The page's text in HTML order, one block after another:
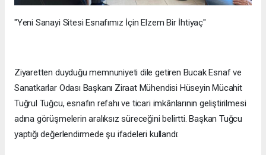
"Yeni Sanayi Sitesi Esnafımız İçin Elzem Bir İhtiyaç"
Ziyaretten duyduğu memnuniyeti dile getiren Bucak Esnaf ve
Sanatkarlar Odası Başkanı Ziraat Mühendisi Hüseyin Mücahit
Tuğrul Tuğcu, esnafın refahı ve ticari imkânlarının geliştirilmesi
adına görüşmelerin aralıksız süreceğini belirtti. Başkan Tuğcu
yaptığı değerlendirmede şu ifadeleri kullandı: